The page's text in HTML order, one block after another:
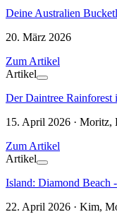
Deine Australien
20. März 2026
Zum Artikel
Artikel
Der Daintree Rainforest
15. April 2026 · Moritz,
Zum Artikel
Artikel
Island: Diamond Beach
22. April 2026 · Kim,